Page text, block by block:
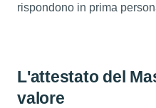
rispondono in prima
L'attestato del
valore